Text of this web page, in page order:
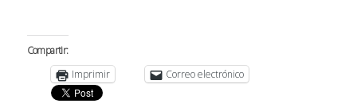
Compartir:
Imprimir
Correo electrónico